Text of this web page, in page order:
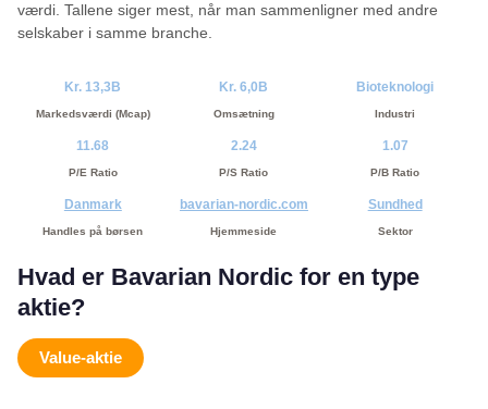
værdi. Tallene siger mest, når man sammenligner med andre
selskaber i samme branche.
Kr. 13,3B
Markedsværdi (Mcap)
Kr. 6,0B
Omsætning
Bioteknologi
Industri
11.68
P/E Ratio
2.24
P/S Ratio
1.07
P/B Ratio
Danmark
Handles på børsen
bavarian-nordic.com
Hjemmeside
Sundhed
Sektor
Hvad er Bavarian Nordic for en type
aktie?
Value-aktie